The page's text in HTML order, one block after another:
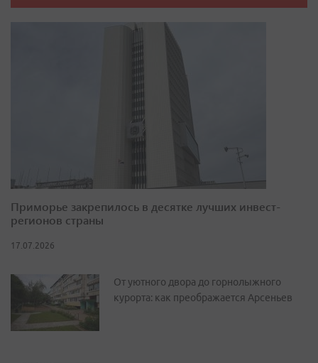
Приморье закрепилось в десятке лучших инвест-
регионов страны
17.07.2026
От уютного двора до горнолыжного
курорта: как преображается Арсеньев